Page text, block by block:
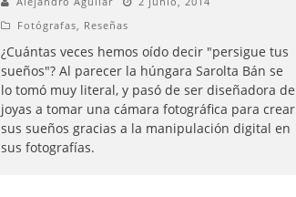
Fotógrafas
Reseñas
¿Cuántas veces hemos oído decir "persigue tus
sueños"? Al parecer la húngara Sarolta Bán se
lo tomó muy literal, y pasó de ser diseñadora de
joyas a tomar una cámara fotográfica para crear
sus sueños gracias a la manipulación digital en
sus fotografías.